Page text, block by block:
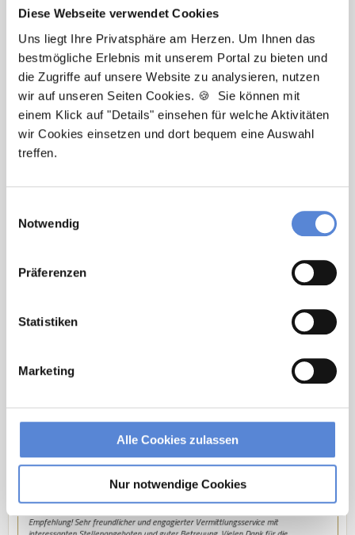
Diese Webseite verwendet Cookies
Uns liegt Ihre Privatsphäre am Herzen. Um Ihnen das
bestmögliche Erlebnis mit unserem Portal zu bieten und
die Zugriffe auf unsere Website zu analysieren, nutzen
wir auf unseren Seiten Cookies. 🍪 Sie können mit
einem Klick auf "Details" einsehen für welche Aktivitäten
wir Cookies einsetzen und dort bequem eine Auswahl
treffen.
Notwendig
Präferenzen
Statistiken
Marketing
Alle Cookies zulassen
Nur notwendige Cookies
Tanja Bellon
Ansprechpartnerin
Sie möchten sich beruflich neu orientieren? Ich
unterstütze Sie bei der Suche nach einer Stelle, die
Jetzt zur kostenlosen Stellenanfrage
Tel.: +49 (0) 521 / 911 730 33
hallo@deutscherhausarztservice.de